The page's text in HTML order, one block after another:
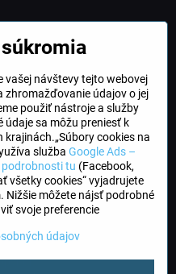
vašej návštevy tejto webovej
zhromažďovanie údajov o jej
použiť nástroje a služby
sa môžu preniesť k
krajinách.„Súbory cookies na
služba Google Ads –
tu (Facebook,
všetky cookies“ vyjadrujete
môžete nájsť podrobné
svoje preferencie
údajov